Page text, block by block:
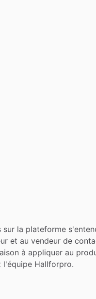
sur la plateforme
et au vendeur de
à appliquer au
l'équipe Hallforpro.